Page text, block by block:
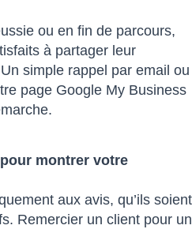
ou en fin de parcours,
à partager leur
simple rappel par email ou
page Google My Business
montrer votre
aux avis, qu’ils soient
Remercier un client pour un